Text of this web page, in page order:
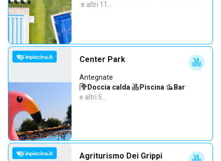
·e altri 11…
Center Park
Antegnate
Doccia calda· Piscina· Bar·
e altri 5…
Agriturismo Dei Grippi